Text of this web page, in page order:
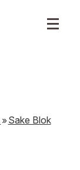
Sake Blok